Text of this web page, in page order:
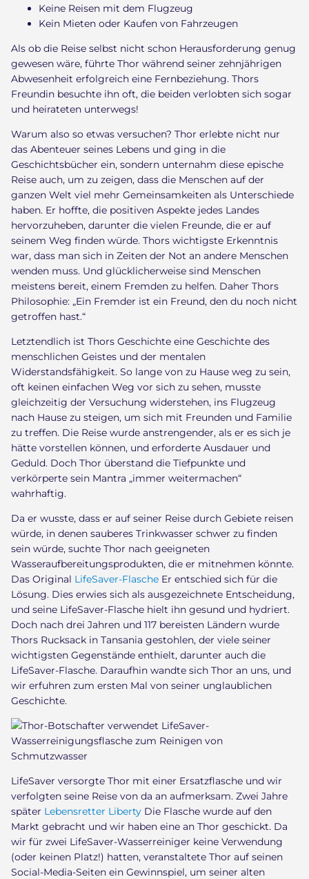
Keine Reisen mit dem Flugzeug
Kein Mieten oder Kaufen von Fahrzeugen
Als ob die Reise selbst nicht schon Herausforderung genug
gewesen wäre, führte Thor während seiner zehnjährigen
Abwesenheit erfolgreich eine Fernbeziehung. Thors
Freundin besuchte ihn oft, die beiden verlobten sich sogar
und heirateten unterwegs!
Warum also so etwas versuchen? Thor erlebte nicht nur
das Abenteuer seines Lebens und ging in die
Geschichtsbücher ein, sondern unternahm diese epische
Reise auch, um zu zeigen, dass die Menschen auf der
ganzen Welt viel mehr Gemeinsamkeiten als Unterschiede
haben. Er hoffte, die positiven Aspekte jedes Landes
hervorzuheben, darunter die vielen Freunde, die er auf
seinem Weg finden würde. Thors wichtigste Erkenntnis
war, dass man sich in Zeiten der Not an andere Menschen
wenden muss. Und glücklicherweise sind Menschen
meistens bereit, einem Fremden zu helfen. Daher Thors
Philosophie: „Ein Fremder ist ein Freund, den du noch nicht
getroffen hast.“
Letztendlich ist Thors Geschichte eine Geschichte des
menschlichen Geistes und der mentalen
Widerstandsfähigkeit. So lange von zu Hause weg zu sein,
oft keinen einfachen Weg vor sich zu sehen, musste
gleichzeitig der Versuchung widerstehen, ins Flugzeug
nach Hause zu steigen, um sich mit Freunden und Familie
zu treffen. Die Reise wurde anstrengender, als er es sich je
hätte vorstellen können, und erforderte Ausdauer und
Geduld. Doch Thor überstand die Tiefpunkte und
verkörperte sein Mantra „immer weitermachen“
wahrhaftig.
Da er wusste, dass er auf seiner Reise durch Gebiete reisen
würde, in denen sauberes Trinkwasser schwer zu finden
sein würde, suchte Thor nach geeigneten
Wasseraufbereitungsprodukten, die er mitnehmen könnte.
Das Original LifeSaver-Flasche Er entschied sich für die
Lösung. Dies erwies sich als ausgezeichnete Entscheidung,
und seine LifeSaver-Flasche hielt ihn gesund und hydriert.
Doch nach drei Jahren und 117 bereisten Ländern wurde
Thors Rucksack in Tansania gestohlen, der viele seiner
wichtigsten Gegenstände enthielt, darunter auch die
LifeSaver-Flasche. Daraufhin wandte sich Thor an uns, und
wir erfuhren zum ersten Mal von seiner unglaublichen
Geschichte.
LifeSaver versorgte Thor mit einer Ersatzflasche und wir
verfolgten seine Reise von da an aufmerksam. Zwei Jahre
später Lebensretter Liberty Die Flasche wurde auf den
Markt gebracht und wir haben eine an Thor geschickt. Da
wir für zwei LifeSaver-Wasserreiniger keine Verwendung
(oder keinen Platz!) hatten, veranstaltete Thor auf seinen
Social-Media-Seiten ein Gewinnspiel, um seiner alten